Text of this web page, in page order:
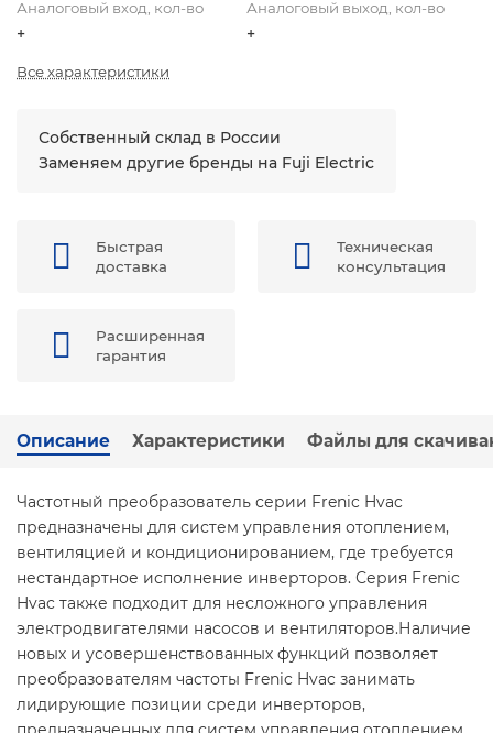
Аналоговый вход, кол-во
+
Аналоговый выход, кол-во
+
Все характеристики
Собственный склад в России
Заменяем другие бренды на Fuji Electric
Быстрая
доставка
Техническая
консультация
Расширенная
гарантия
Описание Характеристики Файлы для
Частотный преобразователь серии Frenic Hvac
предназначены для систем управления отоплением,
вентиляцией и кондиционированием, где требуется
нестандартное исполнение инверторов. Серия Frenic
Hvac также подходит для несложного управления
электродвигателями насосов и вентиляторов.Наличие
новых и усовершенствованных функций позволяет
преобразователям частоты Frenic Hvac занимать
лидирующие позиции среди инверторов,